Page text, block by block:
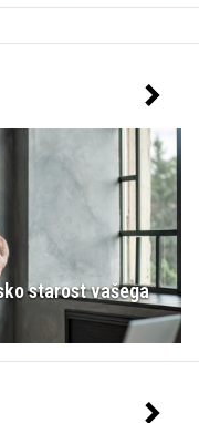
starost vašega